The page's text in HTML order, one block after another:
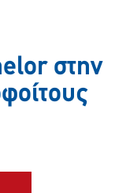
στην